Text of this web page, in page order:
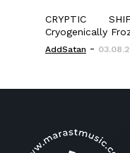
CRYPTIC
Cryogenically
AddSatan -